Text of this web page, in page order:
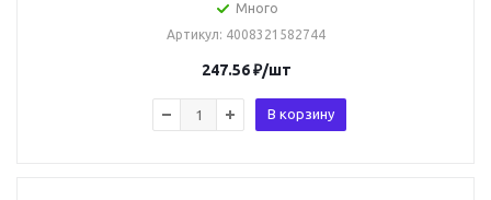
Много
Артикул: 4008321582744
247.56₽/шт
В корзину